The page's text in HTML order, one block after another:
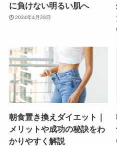
に負けない明るい肌へ
2024年4月28日
朝食置き換えダイエット｜
メリットや成功の秘訣をわ
かりやすく解説